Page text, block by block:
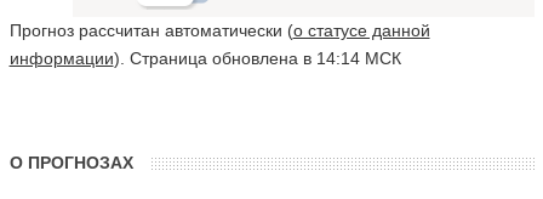
Прогноз рассчитан автоматически (о статусе данной
информации). Страница обновлена в 14:14 МСК
О ПРОГНОЗАХ